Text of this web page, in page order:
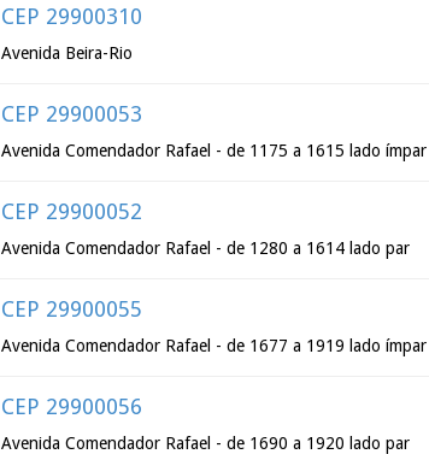
CEP 29900310
Avenida Beira-Rio
CEP 29900053
Avenida Comendador Rafael - de 1175 a 1615 lado ímpar
CEP 29900052
Avenida Comendador Rafael - de 1280 a 1614 lado par
CEP 29900055
Avenida Comendador Rafael - de 1677 a 1919 lado ímpar
CEP 29900056
Avenida Comendador Rafael - de 1690 a 1920 lado par